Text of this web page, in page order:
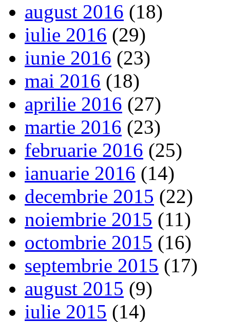
august 2016 (18)
iulie 2016 (29)
iunie 2016 (23)
mai 2016 (18)
aprilie 2016 (27)
martie 2016 (23)
februarie 2016 (25)
ianuarie 2016 (14)
decembrie 2015 (22)
noiembrie 2015 (11)
octombrie 2015 (16)
septembrie 2015 (17)
august 2015 (9)
iulie 2015 (14)